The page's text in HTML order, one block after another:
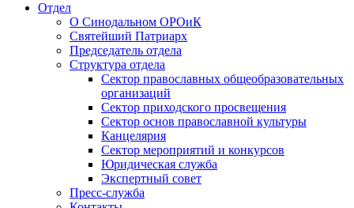
Отдел
О Синодальном ОРОиК
Святейший Патриарх
Председатель отдела
Структура отдела
Сектор православных общеобразовательных
организаций
Сектор приходского просвещения
Сектор основ православной культуры
Канцелярия
Сектор мероприятий и конкурсов
Юридическая служба
Экспертный совет
Пресс-служба